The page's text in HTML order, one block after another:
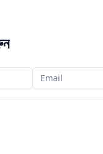
আপনার ইমেইল